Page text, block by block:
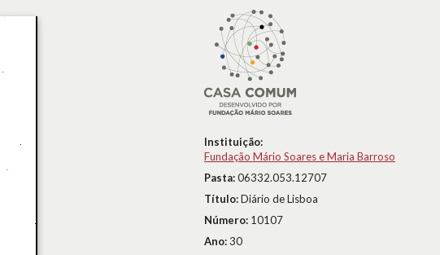
Instituição:
Fundação Mário Soares e Maria Barroso
Pasta:06332.053.12707
Título:Diário de Lisboa
Número: 10107
Ano:30